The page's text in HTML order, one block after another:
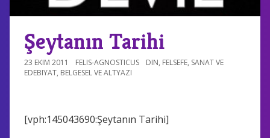
Şeytanın Tarihi
23 EKIM 2011 FELIS-AGNOSTICUS DIN, FELSEFE, SANAT VE
EDEBIYAT, BELGESEL VE ALTYAZI
[vph:145043690:Şeytanın Tarihi]